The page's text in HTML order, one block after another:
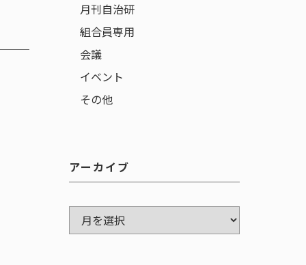
月刊自治研
組合員専用
会議
イベント
その他
アーカイブ
ア